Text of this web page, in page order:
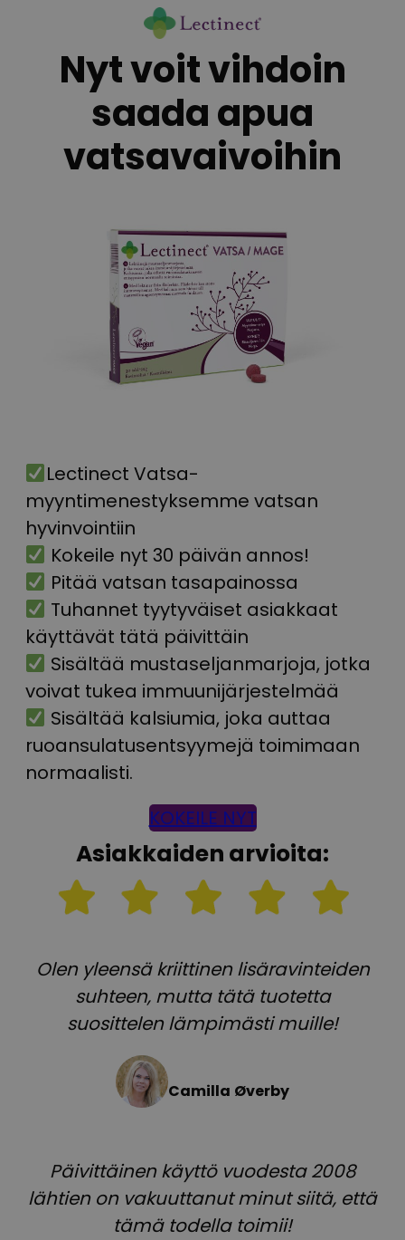
contentNyt voit vihdoin
saada apua
vatsavaivoihin
Lectinect Vatsa-
myyntimenestyksemme vatsan
hyvinvointiin
Kokeile nyt 30 päivän annos!
Pitää vatsan tasapainossa
Tuhannet tyytyväiset asiakkaat
käyttävät tätä päivittäin
Sisältää mustaseljanmarjoja, jotka
voivat tukea immuunijärjestelmää
Sisältää kalsiumia, joka auttaa
ruoansulatusentsyymejä toimimaan
normaalisti.
KOKEILE NYT
Asiakkaiden arvioita:
Olen yleensä kriittinen lisäravinteiden
suhteen, mutta tätä tuotetta
suosittelen lämpimästi muille!
Camilla Øverby
Päivittäinen käyttö vuodesta 2008
lähtien on vakuuttanut minut siitä, että
tämä todella toimii!